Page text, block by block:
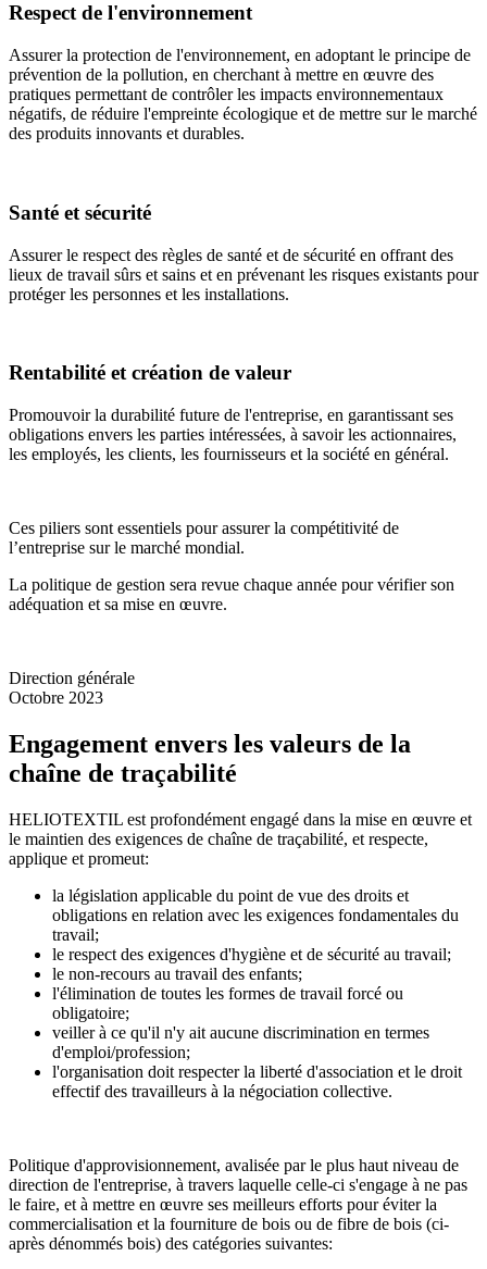
Respect de l'environnement
Assurer la protection de l'environnement, en adoptant le principe de
prévention de la pollution, en cherchant à mettre en œuvre des
pratiques permettant de contrôler les impacts environnementaux
négatifs, de réduire l'empreinte écologique et de mettre sur le marché
des produits innovants et durables.
Santé et sécurité
Assurer le respect des règles de santé et de sécurité en offrant des
lieux de travail sûrs et sains et en prévenant les risques existants pour
protéger les personnes et les installations.
Rentabilité et création de valeur
Promouvoir la durabilité future de l'entreprise, en garantissant ses
obligations envers les parties intéressées, à savoir les actionnaires,
les employés, les clients, les fournisseurs et la société en général.
Ces piliers sont essentiels pour assurer la compétitivité de
l’entreprise sur le marché mondial.
La politique de gestion sera revue chaque année pour vérifier son
adéquation et sa mise en œuvre.
Direction générale
Octobre 2023
Engagement envers les valeurs de la
chaîne de traçabilité
HELIOTEXTIL est profondément engagé dans la mise en œuvre et
le maintien des exigences de chaîne de traçabilité, et respecte,
applique et promeut:
la législation applicable du point de vue des droits et
obligations en relation avec les exigences fondamentales du
travail;
le respect des exigences d'hygiène et de sécurité au travail;
le non-recours au travail des enfants;
l'élimination de toutes les formes de travail forcé ou
obligatoire;
veiller à ce qu'il n'y ait aucune discrimination en termes
d'emploi/profession;
l'organisation doit respecter la liberté d'association et le droit
effectif des travailleurs à la négociation collective.
Politique d'approvisionnement, avalisée par le plus haut niveau de
direction de l'entreprise, à travers laquelle celle-ci s'engage à ne pas
le faire, et à mettre en œuvre ses meilleurs efforts pour éviter la
commercialisation et la fourniture de bois ou de fibre de bois (ci-
après dénommés bois) des catégories suivantes: